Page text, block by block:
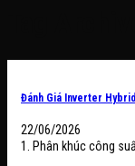
Đánh Giá Inverter
22/06/2026
1. Phân khúc công